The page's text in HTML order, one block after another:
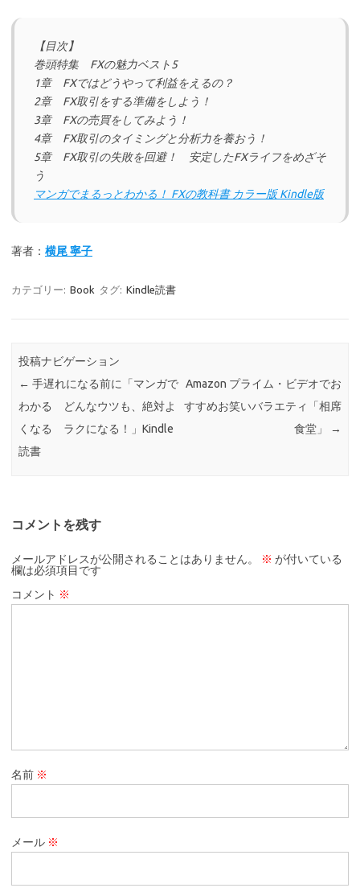
【目次】
巻頭特集 FXの魅力ベスト5
1章 FXではどうやって利益をえるの？
2章 FX取引をする準備をしよう！
3章 FXの売買をしてみよう！
4章 FX取引のタイミングと分析力を養おう！
5章 FX取引の失敗を回避！ 安定したFXライフをめざそ
う
マンガでまるっとわかる！ FXの教科書 カラー版 Kindle版
著者： 横尾 寧子
カテゴリー: Book タグ: Kindle読書
投稿ナビゲーション
← 手遅れになる前に「マンガで
わかる どんなウツも、絶対よ
くなる ラクになる！」Kindle
読書
Amazon プライム・ビデオでお
すすめお笑いバラエティ「相席
食堂」
→
コメントを残す
メールアドレスが公開されることはありません。 ※ が付いている
欄は必須項目です
コメント ※
名前 ※
メール ※